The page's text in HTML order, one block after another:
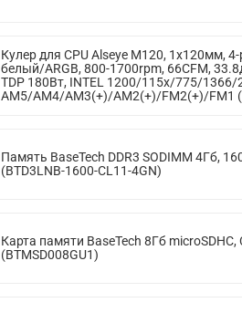
Кулер для CPU Alseye M120, 1х120мм,
белый/ARGB, 800-1700rpm, 66CFM,
TDP 180Вт, INTEL 1200/115x/775/1366/
AM5/AM4/AM3(+)/AM2(+)/FM2(+)/FM1
Память BaseTech DDR3 SODIMM 4Гб,
(BTD3LNB-1600-CL11-4GN)
Карта памяти BaseTech 8Гб microSDHC,
(BTMSD008GU1)